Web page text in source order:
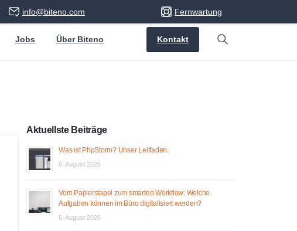
info@biteno.com Fernwartung
Jobs Über Biteno Kontakt
Search
Aktuellste Beiträge
Was ist PhpStorm? Unser Leitfaden.
6. August 2026
Vom Papierstapel zum smarten Workflow: Welche
Aufgaben können im Büro digitalisiert werden?
6. August 2026